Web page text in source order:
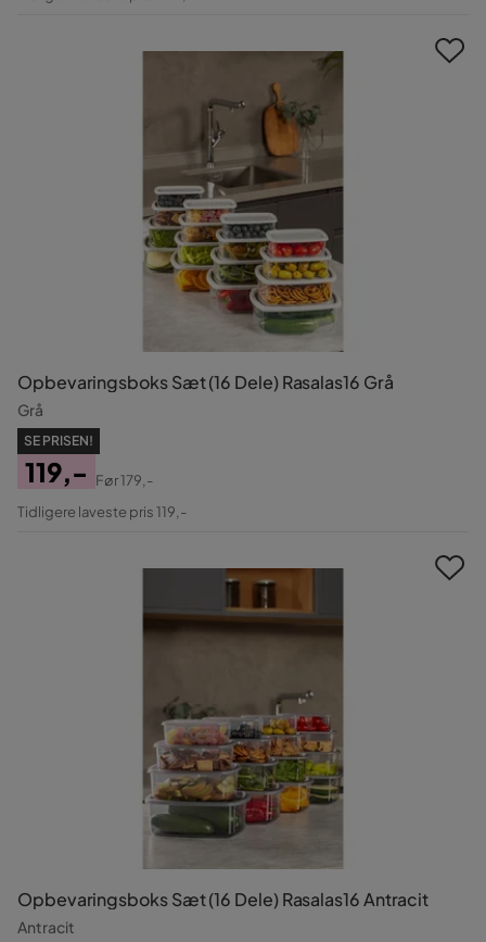
Opbevaringsboks Sæt (16 Dele) Rasalas16 Grå
Grå
SE PRISEN!
Pris
119,-
Original
Før179,-
Tidligere laveste pris 119,-
Opbevaringsboks Sæt (16 Dele) Rasalas16 Antracit
Antracit